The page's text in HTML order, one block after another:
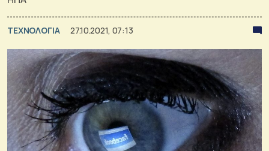
ΤΕΧΝΟΛΟΓΙΑ 27.10.2021, 07:13